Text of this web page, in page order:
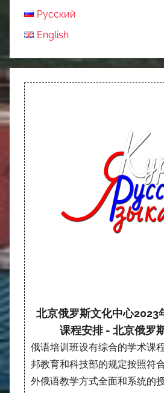
Русский
English
北京俄罗斯文化中心2023
课程安排 - 北京俄罗
俄语培训班设有综合的学术课
邦教育和科技部的规定按照符
外俄语教学方式全面和系统的